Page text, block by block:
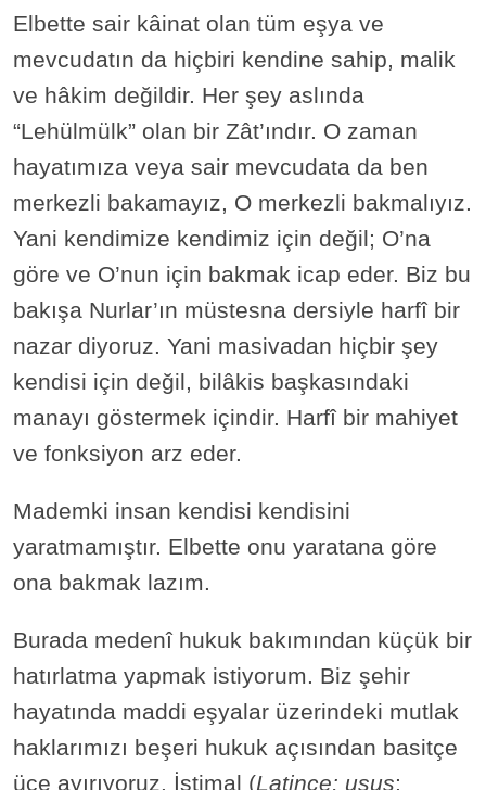
Elbette sair kâinat olan tüm eşya ve
mevcudatın da hiçbiri kendine sahip, malik
ve hâkim değildir. Her şey aslında
“Lehülmülk” olan bir Zât’ındır. O zaman
hayatımıza veya sair mevcudata da ben
merkezli bakamayız, O merkezli bakmalıyız.
Yani kendimize kendimiz için değil; O’na
göre ve O’nun için bakmak icap eder. Biz bu
bakışa Nurlar’ın müstesna dersiyle harfî bir
nazar diyoruz. Yani masivadan hiçbir şey
kendisi için değil, bilâkis başkasındaki
manayı göstermek içindir. Harfî bir mahiyet
ve fonksiyon arz eder.
Mademki insan kendisi kendisini
yaratmamıştır. Elbette onu yaratana göre
ona bakmak lazım.
Burada medenî hukuk bakımından küçük bir
hatırlatma yapmak istiyorum. Biz şehir
hayatında maddi eşyalar üzerindeki mutlak
haklarımızı beşeri hukuk açısından basitçe
üçe ayırıyoruz. İstimal (Latince: usus;